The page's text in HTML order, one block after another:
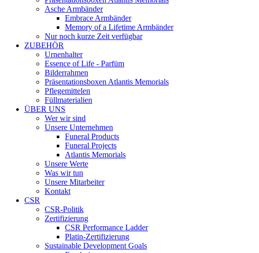
Asche Armbänder
Embrace Armbänder
Memory of a Lifetime Armbänder
Nur noch kurze Zeit verfügbar
ZUBEHÖR
Urnenhalter
Essence of Life - Parfüm
Bilderrahmen
Präsentationsboxen Atlantis Memorials
Pflegemittelen
Füllmaterialien
ÜBER UNS
Wer wir sind
Unsere Unternehmen
Funeral Products
Funeral Projects
Atlantis Memorials
Unsere Werte
Was wir tun
Unsere Mitarbeiter
Kontakt
CSR
CSR-Politik
Zertifizierung
CSR Performance Ladder
Platin-Zertifizierung
Sustainable Development Goals